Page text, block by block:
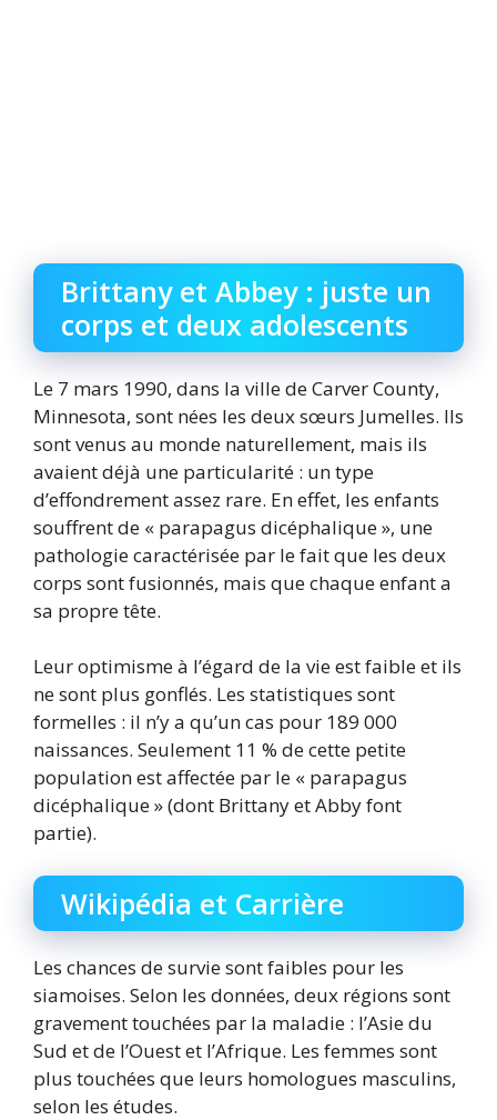
Brittany et Abbey : juste un
corps et deux adolescents
Le 7 mars 1990, dans la ville de Carver County,
Minnesota, sont nées les deux sœurs Jumelles. Ils
sont venus au monde naturellement, mais ils
avaient déjà une particularité : un type
d’effondrement assez rare. En effet, les enfants
souffrent de « parapagus dicéphalique », une
pathologie caractérisée par le fait que les deux
corps sont fusionnés, mais que chaque enfant a
sa propre tête.
Leur optimisme à l’égard de la vie est faible et ils
ne sont plus gonflés. Les statistiques sont
formelles : il n’y a qu’un cas pour 189 000
naissances. Seulement 11 % de cette petite
population est affectée par le « parapagus
dicéphalique » (dont Brittany et Abby font
partie).
Wikipédia et Carrière
Les chances de survie sont faibles pour les
siamoises. Selon les données, deux régions sont
gravement touchées par la maladie : l’Asie du
Sud et de l’Ouest et l’Afrique. Les femmes sont
plus touchées que leurs homologues masculins,
selon les études.